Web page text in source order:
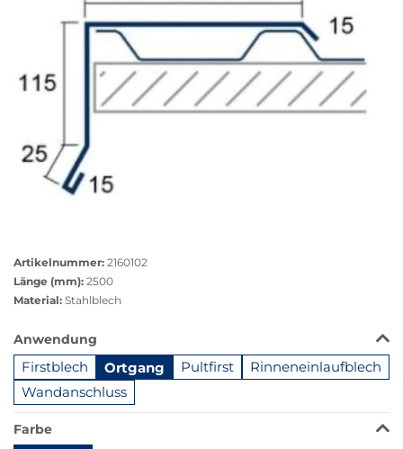
anzeigen
Artikelnummer: 2160102
Länge (mm): 2500
Material: Stahlblech
ist
in
dieser
Variante
nicht
Anwendung
Firstblech Ortgang Pultfirst
Rinneneinlaufblech
Wandanschluss
Farbe